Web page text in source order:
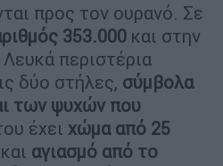
προς τον ουρανό. Σε
353.000 και στην
Λευκά περιστέρια
δύο στήλες, σύμβολα
των ψυχών που
έχει χώμα από 25
και αγιασμό από το